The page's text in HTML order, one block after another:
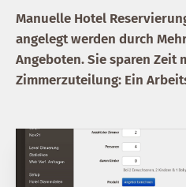
Manuelle Hotel
angelegt werden durch
Angeboten. Sie sparen Zeit
Zimmerzuteilung: Ein